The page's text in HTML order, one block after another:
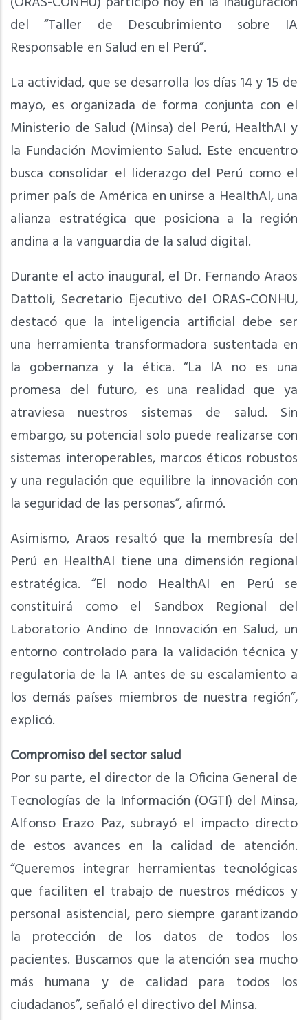
del “Taller de Descubrimiento sobre IA
Responsable en Salud en el Perú”.
La actividad, que se desarrolla los días 14 y 15 de
mayo, es organizada de forma conjunta con el
Ministerio de Salud (Minsa) del Perú, HealthAI y
la Fundación Movimiento Salud. Este encuentro
busca consolidar el liderazgo del Perú como el
primer país de América en unirse a HealthAI, una
alianza estratégica que posiciona a la región
andina a la vanguardia de la salud digital.
Durante el acto inaugural, el Dr. Fernando Araos
Dattoli, Secretario Ejecutivo del ORAS-CONHU,
destacó que la inteligencia artificial debe ser
una herramienta transformadora sustentada en
la gobernanza y la ética. “La IA no es una
promesa del futuro, es una realidad que ya
atraviesa nuestros sistemas de salud. Sin
embargo, su potencial solo puede realizarse con
sistemas interoperables, marcos éticos robustos
y una regulación que equilibre la innovación con
la seguridad de las personas”, afirmó.
Asimismo, Araos resaltó que la membresía del
Perú en HealthAI tiene una dimensión regional
estratégica. “El nodo HealthAI en Perú se
constituirá como el Sandbox Regional del
Laboratorio Andino de Innovación en Salud, un
entorno controlado para la validación técnica y
regulatoria de la IA antes de su escalamiento a
los demás países miembros de nuestra región”,
explicó.
Compromiso del sector salud
Por su parte, el director de la Oficina General de
Tecnologías de la Información (OGTI) del Minsa,
Alfonso Erazo Paz, subrayó el impacto directo
de estos avances en la calidad de atención.
“Queremos integrar herramientas tecnológicas
que faciliten el trabajo de nuestros médicos y
personal asistencial, pero siempre garantizando
la protección de los datos de todos los
pacientes. Buscamos que la atención sea mucho
más humana y de calidad para todos los
ciudadanos”, señaló el directivo del Minsa.